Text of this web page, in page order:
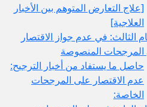
التعارض المتوهم بين الأخبار
في عدم جواز الاقتصار
المنصوصة
ما يستفاد من أخبار الترجيح:
على المرجحات